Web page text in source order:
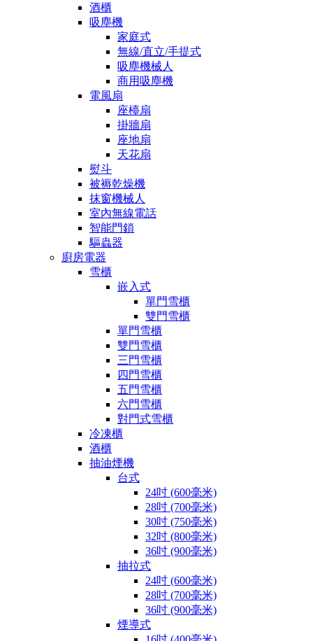
酒櫃
吸塵機
家庭式
無線/直立/手提式
吸塵機械人
商用吸塵機
電風扇
座檯扇
掛牆扇
座地扇
天花扇
熨斗
被褥乾燥機
抹窗機械人
室內無線電話
智能門鎖
驅蟲器
廚房電器
雪櫃
嵌入式
單門雪櫃
雙門雪櫃
單門雪櫃
雙門雪櫃
三門雪櫃
四門雪櫃
五門雪櫃
六門雪櫃
對門式雪櫃
冷凍櫃
酒櫃
抽油煙機
台式
24吋 (600毫米)
28吋 (700毫米)
30吋 (750毫米)
32吋 (800毫米)
36吋 (900毫米)
抽拉式
24吋 (600毫米)
28吋 (700毫米)
36吋 (900毫米)
煙導式